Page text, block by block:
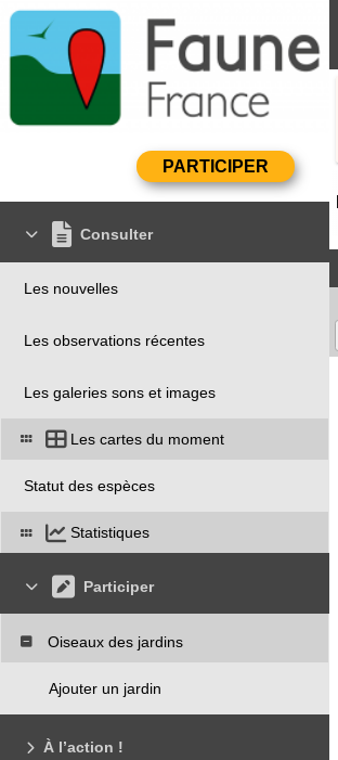
Consulter
Les nouvelles
Les observations récentes
Les galeries sons et images
Les cartes du moment
Statut des espèces
Statistiques
Participer
Oiseaux des jardins
Ajouter un jardin
À l’action !